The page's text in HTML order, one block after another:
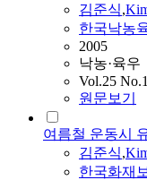
김준식,
한국낙농
2005
낙농·육우
Vol.25
원문보기
여름철 운동시
김준식,
한국화재